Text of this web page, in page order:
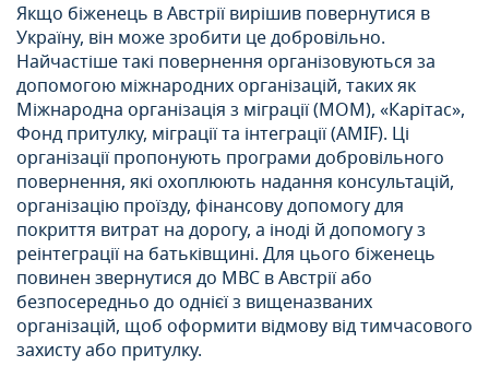
Якщо біженець в Австрії вирішив повернутися в
Україну, він може зробити це добровільно.
Найчастіше такі повернення організовуються за
допомогою міжнародних організацій, таких як
Міжнародна організація з міграції (МОМ), «Карітас»,
Фонд притулку, міграції та інтеграції (AMIF). Ці
організації пропонують програми добровільного
повернення, які охоплюють надання консультацій,
організацію проїзду, фінансову допомогу для
покриття витрат на дорогу, а іноді й допомогу з
реінтеграції на батьківщині. Для цього біженець
повинен звернутися до МВС в Австрії або
безпосередньо до однієї з вищеназваних
організацій, щоб оформити відмову від тимчасового
захисту або притулку.